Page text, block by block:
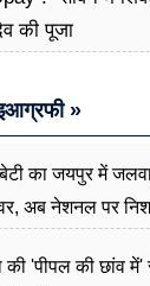
की पूजा
»
का जयपुर में
अब नेशनल पर
की 'पीपल की छांव में'